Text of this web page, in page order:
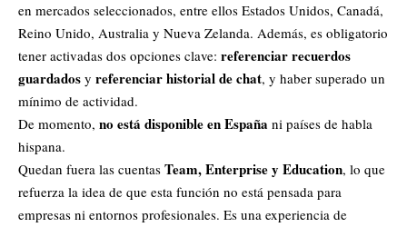
en mercados seleccionados, entre ellos Estados Unidos, Canadá,
Reino Unido, Australia y Nueva Zelanda. Además, es obligatorio
tener activadas dos opciones clave: referenciar recuerdos
guardados y referenciar historial de chat, y haber superado un
mínimo de actividad.
De momento, no está disponible en España ni países de habla
hispana.
Quedan fuera las cuentas Team, Enterprise y Education, lo que
refuerza la idea de que esta función no está pensada para
empresas ni entornos profesionales. Es una experiencia de